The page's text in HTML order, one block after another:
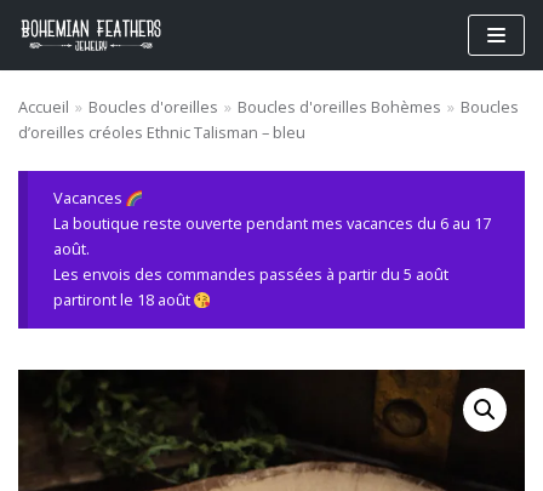
Aller
Accueil » Boucles d'oreilles » Boucles d'oreilles Bohèmes » Boucles
d’oreilles créoles Ethnic Talisman – bleu
Vacances
La boutique reste ouverte pendant mes vacances du 6 au 17
août.
Les envois des commandes passées à partir du 5 août
partiront le 18 août